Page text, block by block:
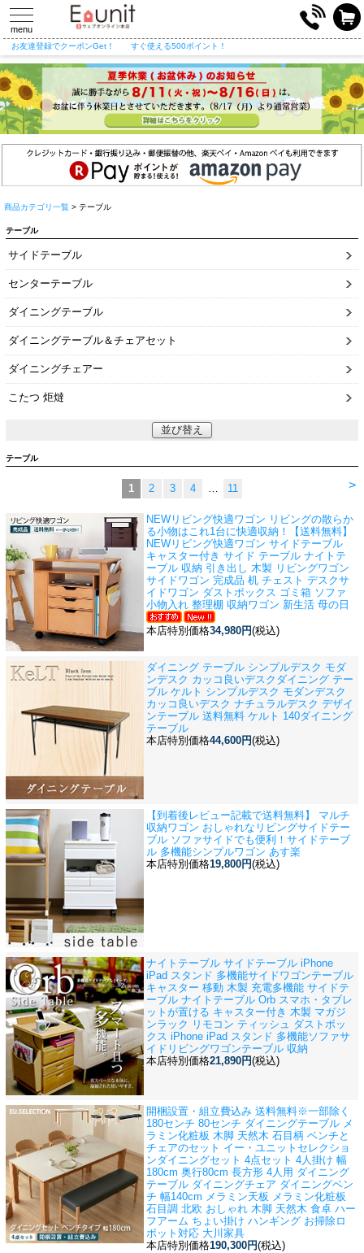
toggle
navigation
menu
お友達登録でクーポンGet！ すぐ使える500ポイント！
商品カテゴリ一覧 > テーブル
テーブル
サイドテーブル
センターテーブル
ダイニングテーブル
ダイニングテーブル＆チェアセット
ダイニングチェアー
こたつ 炬燵
並び替え
テーブル
>
1 2 3 4 … 11
NEWリビング快適ワゴン リビングの散らか
る小物はこれ1台に快適収納！
【送料無料】
NEWリビング快適ワゴン サイドテーブル
キャスター付き サイド テーブル ナイトテ
ーブル 収納 引き出し 木製 リビングワゴン
サイドワゴン 完成品 机 チェスト デスクサ
イドワゴン ダストボックス ゴミ箱 ソファ
小物入れ 整理棚 収納ワゴン 新生活 母の日
本店特別価格34,980円(税込)
ダイニング テーブル シンプルデスク モダ
ンデスク カッコ良いデスク ダイニング テー
ブル ケルト シンプルデスク モダンデスク
カッコ良いデスク ナチュラルデスク デザイ
ンテーブル 送料無料 ケルト 140ダイニング
テーブル
本店特別価格44,600円(税込)
【到着後レビュー記載で送料無料】 マルチ
収納ワゴン おしゃれなリビングサイドテー
ブル ソファサイドでも便利！ サイドテーブ
ル 多機能シンプルワゴン あす楽
本店特別価格19,800円(税込)
ナイトテーブル サイドテーブル iPhone
iPad スタンド 多機能サイドワゴンテーブル
キャスター 移動 木製 充電多機能 サイドテ
ーブル ナイトテーブル Orb スマホ・タブレ
ットが置ける キャスター付き 木製 マガジ
ンラック リモコン ティッシュ ダストボッ
クス iPhone iPad スタンド 多機能ソファサ
イドリビングワゴンテーブル 収納
本店特別価格21,890円(税込)
開梱設置・組立費込み 送料無料※一部除く
180センチ 80センチ ダイニングテーブル メ
ラミン化粧板 木脚 天然木 石目柄 ベンチと
チェアのセット イー・ユニットセレクショ
ンダイニングセット 4点セット 4人掛け 幅
180cm 奥行80cm 長方形 4人用 ダイニング
テーブル ダイニングチェア ダイニングベン
チ 幅140cm メラミン天板 メラミン化粧板
石目調 北欧 おしゃれ 木脚 天然木 食卓 ハー
フアーム ちょい掛け ハンギング お掃除ロ
ボット対応 大川家具
本店特別価格190,300円(税込)